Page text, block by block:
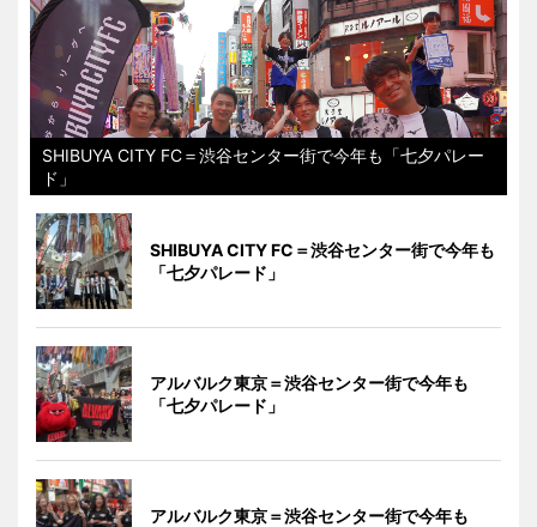
SHIBUYA CITY FC＝渋谷センター街で今年も「七夕パレー
ド」
SHIBUYA CITY FC＝渋谷センター街で今年も
「七夕パレード」
アルバルク東京＝渋谷センター街で今年も
「七夕パレード」
アルバルク東京＝渋谷センター街で今年も